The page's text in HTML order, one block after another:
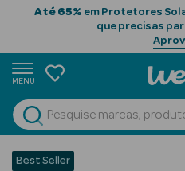
Até 65% em Protetores
que precisas
MENU
Ver Tudo
Cabelo
Best Seller